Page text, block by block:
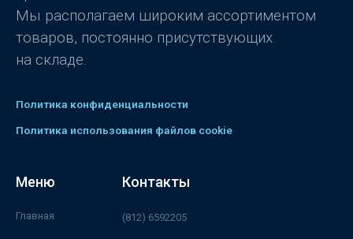
Мы располагаем широким ассортиментом
товаров, постоянно присутствующих
на складе.
Политика конфиденциальности
Политика использования файлов cookie
Меню
Главная
Контакты
(812) 6592205